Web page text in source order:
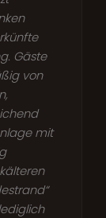
Gäste
von
mit